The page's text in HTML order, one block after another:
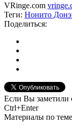
VRinge.com
Теги: Нонито
Поделиться:
Если Вы
Ctrl+Enter
Материалы по теме